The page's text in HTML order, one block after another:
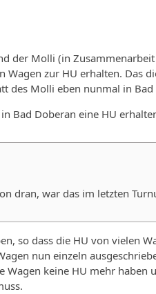
der Molli (in
zur HU erhalten. Das
des Molli eben nunmal in
Bad Doberan eine HU
dran, war das im letzten
so dass die HU von vielen
nun einzeln
keine HU mehr haben